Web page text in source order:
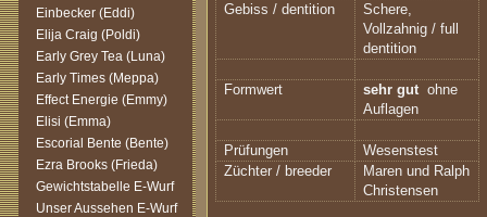
Einbecker (Eddi)
Elija Craig (Poldi)
Early Grey Tea (Luna)
Early Times (Meppa)
Effect Energie (Emmy)
Elisi (Emma)
Escorial Bente (Bente)
Ezra Brooks (Frieda)
Gewichtstabelle E-Wurf
Unser Aussehen E-Wurf
Gebiss / dentition
Schere,
Vollzahnig / full
dentition
Formwert sehr gutohne
Auflagen
Prüfungen
Wesenstest
Züchter / breeder
Maren und Ralph
Christensen